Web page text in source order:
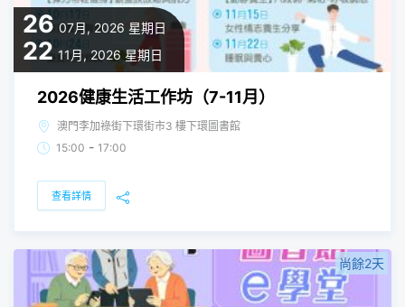
26 07月, 2026 星期日
22 11月, 2026 星期日
2026健康生活工作坊（7-11月）
澳門李加祿街下環街市3 樓下環圖書館
15:00 - 17:00
查看詳情
尚餘2天